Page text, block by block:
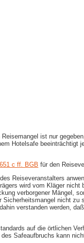
ist nur
Hotelsafe beeinträchtigt
c ff. BGB für den
Reiseveranstalters
wird vom Kläger nicht
verborgener Mängel,
nicht zu
verstanden werden,
auf die örtlichen
Safeaufbruchs kann